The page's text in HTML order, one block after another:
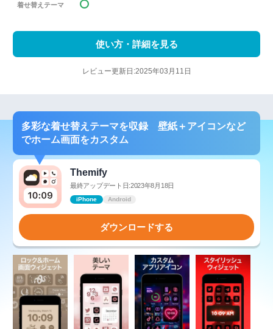
着せ替えテーマ
使い方・詳細を見る
レビュー更新日:2025年03月11日
多彩な着せ替えテーマを収録 壁紙＋アイコンなど
でホーム画面をカスタム
Themify
最終アップデート日:2023年8月18日
iPhone Android
ダウンロードする